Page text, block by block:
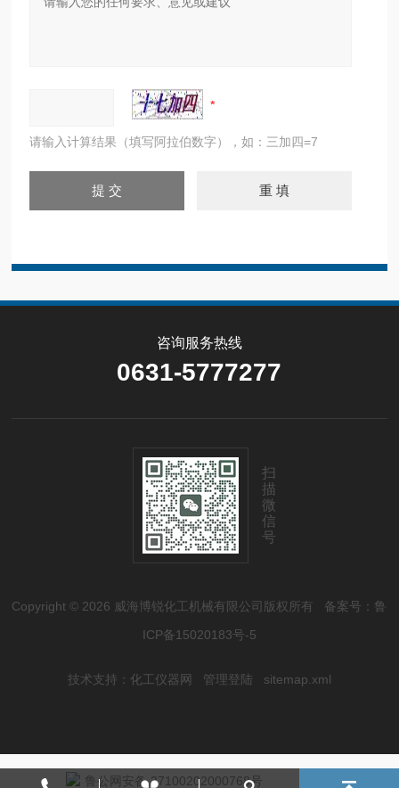
请输入计算结果（填写阿拉伯数字），如：三加四=7
咨询服务热线
0631-5777277
扫
描
微
信
号
Copyright © 2026 威海博锐化工机械有限公司版权所有 备案号：鲁
ICP备15020183号-5
技术支持： 化工仪器网 管理登陆 sitemap.xml
鲁公网安备 37100202000768号